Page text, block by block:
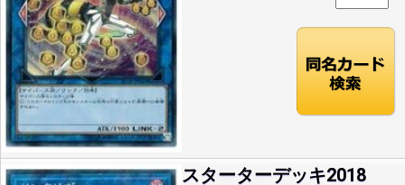
スターターデッキ2018